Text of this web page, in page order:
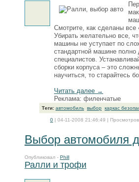
Смотрите, как сделаны все
Убирать желательно все,
машины не уступает по
стандартной машине
специалистов.
сборки корпуса – это
научиться, то старайтесь
Читать далее →
Реклама: филенчатые
Теги: автомобиль выбор каркас
0 | 04-11-2008 21:46:49 |
Выбор автомобиля
Опубликовал - Phill
Ралли и трофи